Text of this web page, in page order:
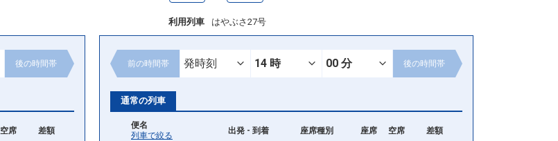
後の時間帯
空席 差額
利用列車 はやぶさ27号
前の時間帯 後の時間帯
通常の列車
便名
列車で絞る
出発 - 到着 座席種別 座席 空席 差額